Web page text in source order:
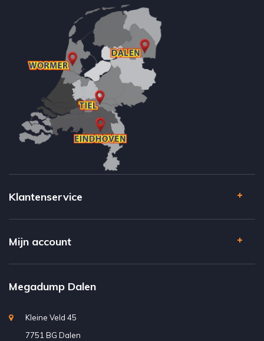
Klantenservice
Mijn account
Megadump Dalen
Kleine Veld 45
7751 BG Dalen